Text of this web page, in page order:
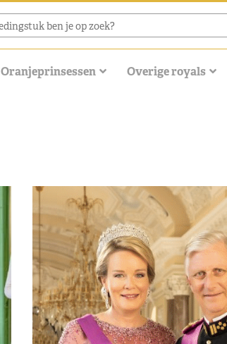
Oranjeprinsessen Overige royals